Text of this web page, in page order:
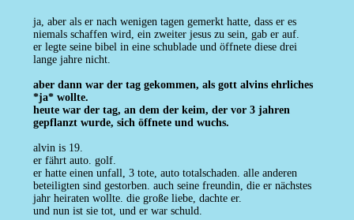
ja, aber als er nach wenigen tagen gemerkt hatte, dass er es
niemals schaffen wird, ein zweiter jesus zu sein, gab er auf.
er legte seine bibel in eine schublade und öffnete diese drei
lange jahre nicht.
aber dann war der tag gekommen, als gott alvins ehrliches
*ja* wollte.
heute war der tag, an dem der keim, der vor 3 jahren
gepflanzt wurde, sich öffnete und wuchs.
alvin is 19.
er fährt auto. golf.
er hatte einen unfall, 3 tote, auto totalschaden. alle anderen
beteiligten sind gestorben. auch seine freundin, die er nächstes
jahr heiraten wollte. die große liebe, dachte er.
und nun ist sie tot, und er war schuld.